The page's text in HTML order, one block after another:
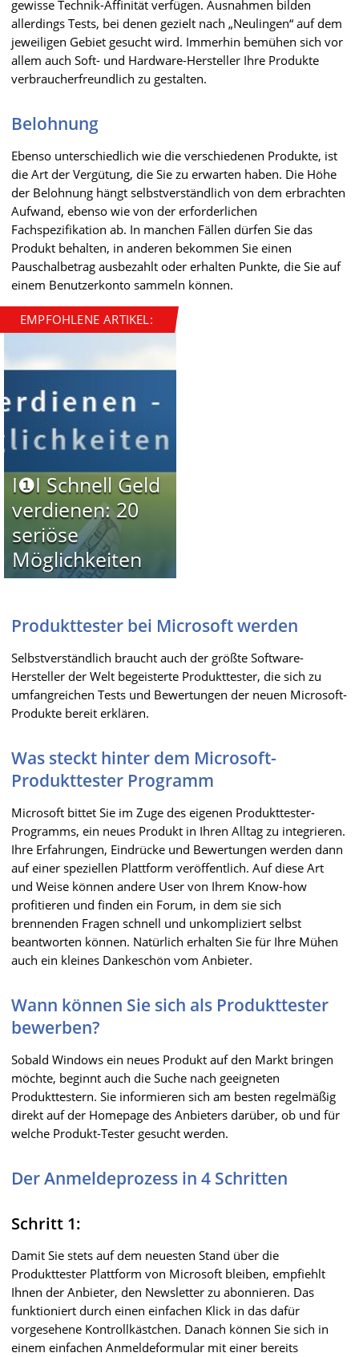
gewisse Technik-Affinität verfügen. Ausnahmen bilden
allerdings Tests, bei denen gezielt nach „Neulingen“ auf dem
jeweiligen Gebiet gesucht wird. Immerhin bemühen sich vor
allem auch Soft- und Hardware-Hersteller Ihre Produkte
verbraucherfreundlich zu gestalten.
Belohnung
Ebenso unterschiedlich wie die verschiedenen Produkte, ist
die Art der Vergütung, die Sie zu erwarten haben. Die Höhe
der Belohnung hängt selbstverständlich von dem erbrachten
Aufwand, ebenso wie von der erforderlichen
Fachspezifikation ab. In manchen Fällen dürfen Sie das
Produkt behalten, in anderen bekommen Sie einen
Pauschalbetrag ausbezahlt oder erhalten Punkte, die Sie auf
einem Benutzerkonto sammeln können.
EMPFOHLENE ARTIKEL:
I❶I Schnell Geld
verdienen: 20
seriöse
Möglichkeiten
Produkttester bei Microsoft werden
Selbstverständlich braucht auch der größte Software-
Hersteller der Welt begeisterte Produkttester, die sich zu
umfangreichen Tests und Bewertungen der neuen Microsoft-
Produkte bereit erklären.
Was steckt hinter dem Microsoft-
Produkttester Programm
Microsoft bittet Sie im Zuge des eigenen Produkttester-
Programms, ein neues Produkt in Ihren Alltag zu integrieren.
Ihre Erfahrungen, Eindrücke und Bewertungen werden dann
auf einer speziellen Plattform veröffentlich. Auf diese Art
und Weise können andere User von Ihrem Know-how
profitieren und finden ein Forum, in dem sie sich
brennenden Fragen schnell und unkompliziert selbst
beantworten können. Natürlich erhalten Sie für Ihre Mühen
auch ein kleines Dankeschön vom Anbieter.
Wann können Sie sich als Produkttester
bewerben?
Sobald Windows ein neues Produkt auf den Markt bringen
möchte, beginnt auch die Suche nach geeigneten
Produkttestern. Sie informieren sich am besten regelmäßig
direkt auf der Homepage des Anbieters darüber, ob und für
welche Produkt-Tester gesucht werden.
Der Anmeldeprozess in 4 Schritten
Schritt 1:
Damit Sie stets auf dem neuesten Stand über die
Produkttester Plattform von Microsoft bleiben, empfiehlt
Ihnen der Anbieter, den Newsletter zu abonnieren. Das
funktioniert durch einen einfachen Klick in das dafür
vorgesehene Kontrollkästchen. Danach können Sie sich in
einem einfachen Anmeldeformular mit einer bereits